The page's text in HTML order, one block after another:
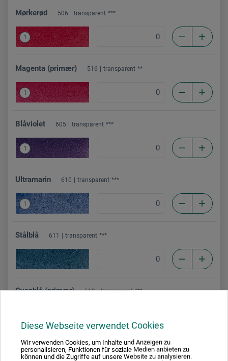
Diese Webseite verwendet Cookies
Wir verwenden Cookies, um Inhalte und Anzeigen zu
personalisieren, Funktionen für soziale Medien anbieten zu
können und die Zugriffe auf unsere Website zu analysieren.
Mørkerød 506 transparent ***
1
Magenta (primær) 516 transparent **
1
Blåviolet 605 transparent ***
1
Ultramarin 610 transparent ***
1
Stålblå 611 transparent ***
Cyanblå (primær) 619 transparent ***
Turkis 621 transparent **